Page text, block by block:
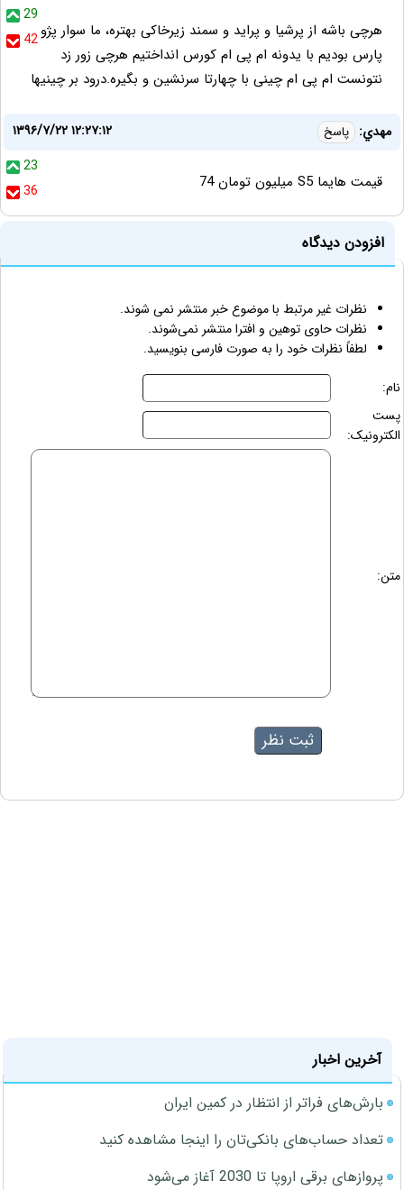
29
42هرچی باشه از پرشیا و پراید و سمند زیرخاکی بهتره، ما سوار پژو
پارس بودیم با یدونه ام پی ام کورس انداختیم هرچی زور زد
نتونست ام پی ام چینی با چهارتا سرنشین و بگیره.درود بر چینیها
مهدي: پاسخ
۱۳۹۶/۷/۲۲ ۱۲:۲۷:۱۲
23
36
قيمت هايما S5 ميليون تومان 74
افزودن دیدگاه
نظرات غیر مرتبط با موضوع خبر منتشر نمی شوند.
نظرات حاوی توهین و افترا منتشر نمی‌شوند.
لطفاً نظرات خود را به صورت فارسی بنویسید.
نام:
پست
الکترونیک:
متن:
آخرین اخبار
بارش‌های فراتر از انتظار در کمین ایران
تعداد حساب‌های بانکی‌تان را اینجا مشاهده کنید
پروازهای برقی اروپا تا 2030 آغاز می‌شود